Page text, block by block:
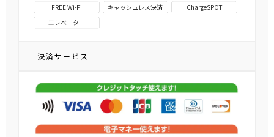
FREE Wi-Fi キャッシュレス決済
ChargeSPOT
エレベーター
決済サービス